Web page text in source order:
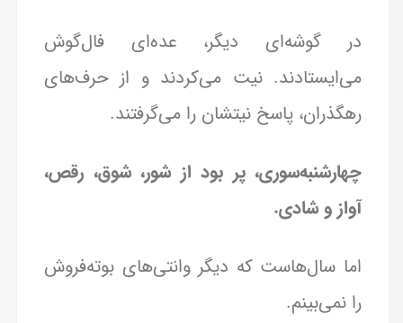
در گوشه‌ای دیگر، عده‌ای فال‌گوش
می‌ایستادند. نیت می‌کردند و از حرف‌های
رهگذران، پاسخ نیتشان را می‌گرفتند.
چهارشنبه‌سوری، پر بود از شور، شوق، رقص،
آواز و شادی.
اما سال‌هاست که دیگر وانتی‌های بوته‌فروش
را نمی‌بینم.